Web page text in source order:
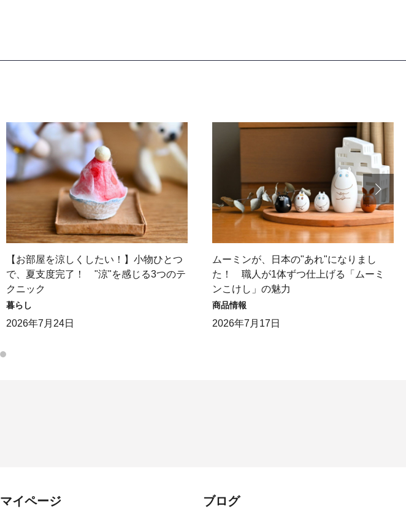
【お部屋を涼しくしたい！】小物ひとつ
で、夏支度完了！ "涼"を感じる3つのテ
クニック
暮らし
2026年7月24日
ムーミンが、日本の"あれ"になりまし
た！ 職人が1体ずつ仕上げる「ムーミ
ンこけし」の魅力
商品情報
2026年7月17日
マイページ ブログ